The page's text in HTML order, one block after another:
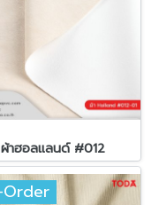
ผ้าฮอลแลนด์ #012
Order